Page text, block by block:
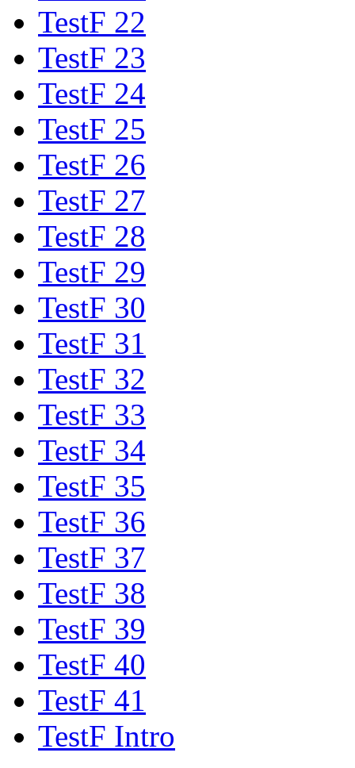
TestF 22
TestF 23
TestF 24
TestF 25
TestF 26
TestF 27
TestF 28
TestF 29
TestF 30
TestF 31
TestF 32
TestF 33
TestF 34
TestF 35
TestF 36
TestF 37
TestF 38
TestF 39
TestF 40
TestF 41
TestF Intro